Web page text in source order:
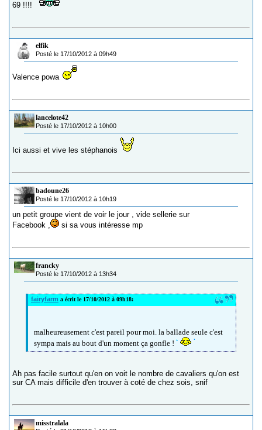
69 !!!!
elfik
Posté le 17/10/2012 à 09h49
Valence powa
lancelote42
Posté le 17/10/2012 à 10h00
Ici aussi et vive les stéphanois
badoune26
Posté le 17/10/2012 à 10h19
un petit groupe vient de voir le jour , vide sellerie sur
Facebook ,
si sa vous intéresse mp
francky
Posté le 17/10/2012 à 13h34
fairyfarm a écrit le 17/10/2012 à 09h18:
malheureusement c'est pareil pour moi. la ballade seule c'est
sympa mais au bout d'un moment ça gonfle !
Ah pas facile surtout qu'en on voit le nombre de cavaliers qu'on est
sur CA mais difficile d'en trouver à coté de chez sois, snif
misstralala